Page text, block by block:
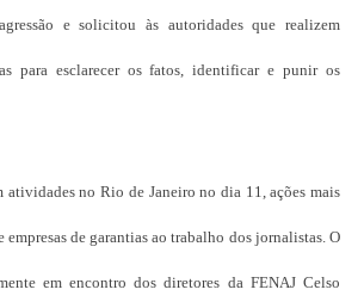
e solicitou às autoridades que realizem
para esclarecer os fatos, identificar e punir os
atividades no Rio de Janeiro no dia 11, ações mais
empresas de garantias ao trabalho dos jornalistas. O
em encontro dos diretores da FENAJ Celso